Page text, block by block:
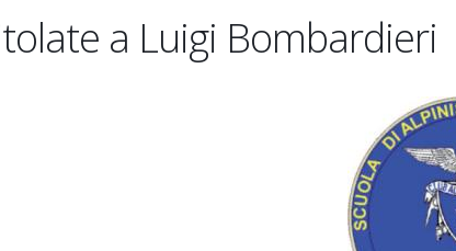
a Luigi Bombardieri